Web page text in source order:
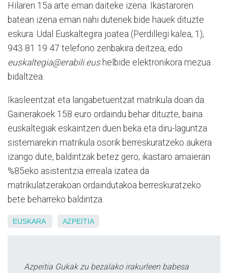
Hilaren 15a arte eman daiteke izena. Ikastaroren
batean izena eman nahi dutenek bide hauek dituzte
eskura: Udal Euskaltegira joatea (Perdillegi kalea, 1),
943 81 19 47 telefono zenbakira deitzea, edo
euskaltegia@erabili.eushelbide elektronikora mezua
bidaltzea.
Ikasleentzat eta langabetuentzat matrikula doan da.
Gainerakoek 158 euro ordaindu behar dituzte, baina
euskaltegiak eskaintzen duen beka eta diru-laguntza
sistemarekin matrikula osorik berreskuratzeko aukera
izango dute, baldintzak betez gero; ikastaro amaieran
%85eko asistentzia erreala izatea da
matrikulatzerakoan ordaindutakoa berreskuratzeko
bete beharreko baldintza.
EUSKARA AZPEITIA
Azpeitia Gukak zu bezalako irakurleen babesa